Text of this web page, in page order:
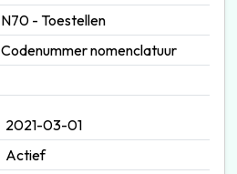
N70 - Toestellen
Codenummer nomenclatuur
2021-03-01
Actief